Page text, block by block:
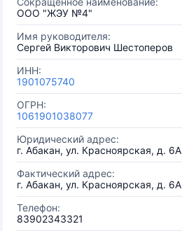
ООО "ЖЭУ №4"
Имя руководителя:
Сергей Викторович Шестоперов
ИНН:
1901075740
ОГРН:
1061901038077
Юридический адрес:
г. Абакан, ул. Красноярская, д. 6А
Фактический адрес:
г. Абакан, ул. Красноярская, д. 6А
Телефон:
83902343321